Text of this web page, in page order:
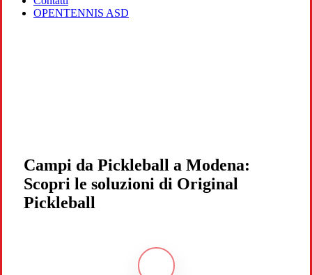
OPENTENNIS ASD
Campi da Pickleball a Modena:
Scopri le soluzioni di Original
Pickleball
Navigate